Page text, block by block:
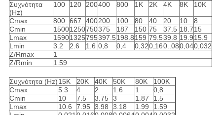
Συχνότητα
(Hz)
100 120 200400 800 1K 2K 4K 8K 10K
Cmax 800 667 400200 100 80 40 20 10
8
Cmin
15001250750375 187 150 75 37.5 18.715
Lmax
15901325795397.5198.8159 79.539.8 19.915.9
Lmin
3.2 2.6 1.6 0,8 0,4 0,320,160..080,040,032
Z/Rmax
1
Z/Rmin
1.59
Συχνότητα (Hz)15K 20K 40K 50K 80K
100K
Cmax
5.3 4 2 1.6 1
0,8
Cmin
10 7.5 3.75 3 1.87
1.5
Lmax
10.6 7.95 3.98 3.18 1.99
1.59